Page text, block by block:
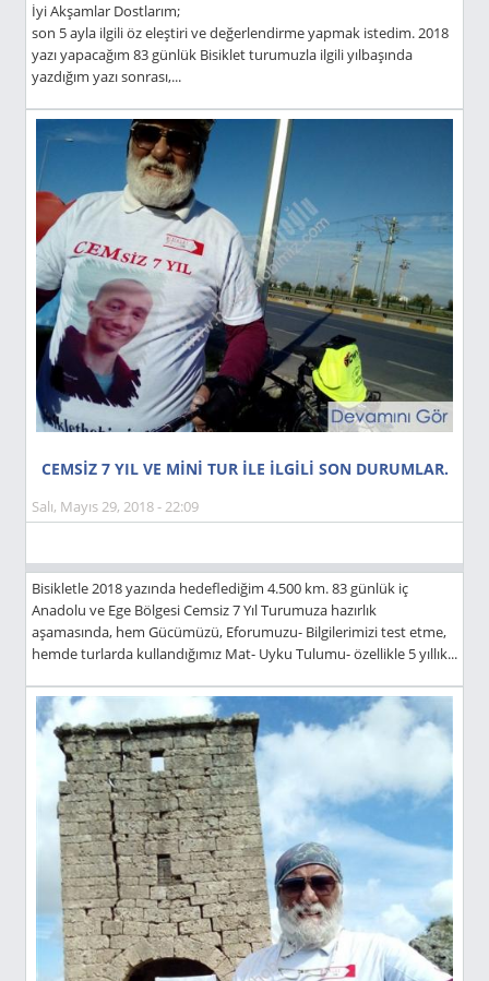
İyi Akşamlar Dostlarım;
son 5 ayla ilgili öz eleştiri ve değerlendirme yapmak istedim. 2018
yazı yapacağım 83 günlük Bisiklet turumuzla ilgili yılbaşında
yazdığım yazı sonrası,...
CEMSİZ 7 YIL VE MİNİ TUR İLE İLGİLİ SON DURUMLAR.
Salı, Mayıs 29, 2018 - 22:09
Bisikletle 2018 yazında hedeflediğim 4.500 km. 83 günlük iç
Anadolu ve Ege Bölgesi Cemsiz 7 Yıl Turumuza hazırlık
aşamasında, hem Gücümüzü, Eforumuzu- Bilgilerimizi test etme,
hemde turlarda kullandığımız Mat- Uyku Tulumu- özellikle 5 yıllık...